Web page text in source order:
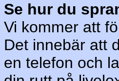
Se hur du
Vi kommer att
Det innebär att
en telefon och